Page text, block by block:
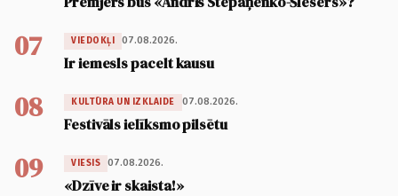
07 VIEDOKĻI 07.08.2026.
Ir iemesls pacelt kausu
08 KULTŪRA UN IZKLAIDE 07.08.2026.
Festivāls ielīksmo pilsētu
09 VIESIS 07.08.2026.
«Dzīve ir skaista!»